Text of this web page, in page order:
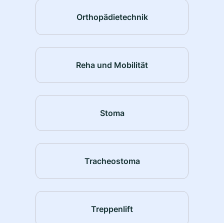
Orthopädietechnik
Reha und Mobilität
Stoma
Tracheostoma
Treppenlift